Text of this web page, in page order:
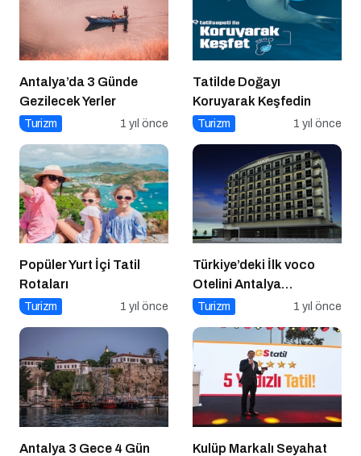
Antalya’da 3 Günde
Gezilecek Yerler
Turizm 1 yıl önce
Tatilde Doğayı
Koruyarak Keşfedin
Turizm 1 yıl önce
Popüler Yurt İçi Tatil
Rotaları
Turizm 1 yıl önce
Türkiye’deki İlk voco
Otelini Antalya
Konyaaltı’nda Açıyor
Turizm 1 yıl önce
Antalya 3 Gece 4 Gün
Kulüp Markalı Seyahat